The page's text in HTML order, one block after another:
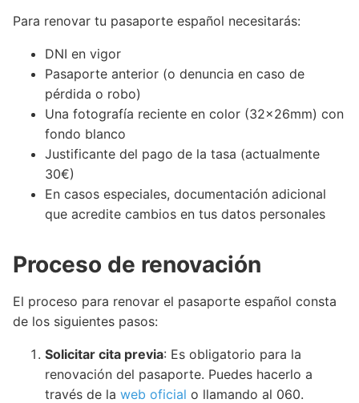
Para renovar tu pasaporte español necesitarás:
DNI en vigor
Pasaporte anterior (o denuncia en caso de
pérdida o robo)
Una fotografía reciente en color (32x26mm) con
fondo blanco
Justificante del pago de la tasa (actualmente
30€)
En casos especiales, documentación adicional
que acredite cambios en tus datos personales
Proceso de renovación
El proceso para renovar el pasaporte español consta
de los siguientes pasos:
Solicitar cita previa: Es obligatorio para la
renovación del pasaporte. Puedes hacerlo a
través de la web oficial o llamando al 060.